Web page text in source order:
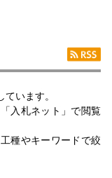
います。
入札ネット」で閲覧
種やキーワードで絞